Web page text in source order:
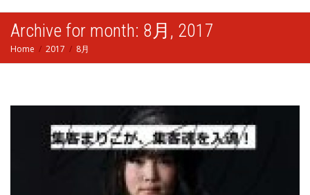
Archive for month: 8月, 2017
Home 2017 8月